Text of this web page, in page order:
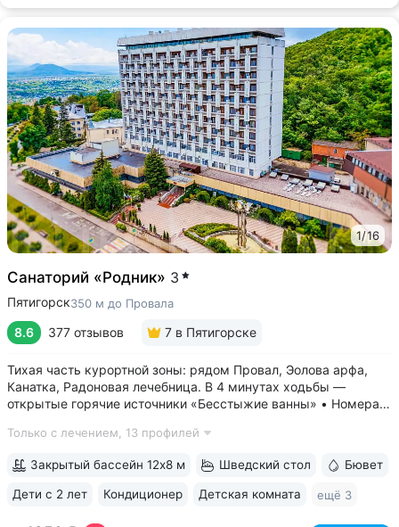
1/16
Санаторий «Родник» 3
Пятигорск350 м до Провала
8.6 377 отзывов 7 в Пятигорске
Тихая часть курортной зоны: рядом Провал, Эолова арфа,
Канатка, Радоновая лечебница. В 4 минутах ходьбы —
открытые горячие источники «Бесстыжие ванны» • Номера
виден Эльбрус и Кавказский хребет. Есть номера с балконом
Только с лечением, 13 профилей
Закрытый бассейн 12х8 м Шведский стол Бювет
Дети с 2 лет Кондиционер Детская комната ещё 3